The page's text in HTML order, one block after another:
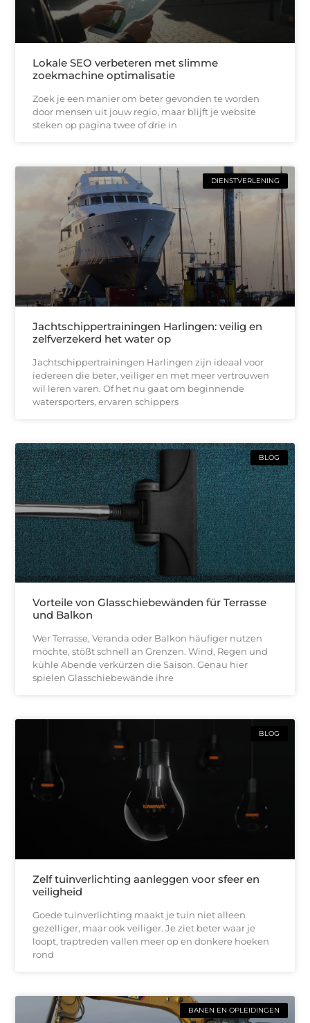
Lokale SEO verbeteren met slimme
zoekmachine optimalisatie
Zoek je een manier om beter gevonden te worden
door mensen uit jouw regio, maar blijft je website
steken op pagina twee of drie in
DIENSTVERLENING
Jachtschippertrainingen Harlingen: veilig en
zelfverzekerd het water op
Jachtschippertrainingen Harlingen zijn ideaal voor
iedereen die beter, veiliger en met meer vertrouwen
wil leren varen. Of het nu gaat om beginnende
watersporters, ervaren schippers
BLOG
Vorteile von Glasschiebewänden für Terrasse
und Balkon
Wer Terrasse, Veranda oder Balkon häufiger nutzen
möchte, stößt schnell an Grenzen. Wind, Regen und
kühle Abende verkürzen die Saison. Genau hier
spielen Glasschiebewände ihre
BLOG
Zelf tuinverlichting aanleggen voor sfeer en
veiligheid
Goede tuinverlichting maakt je tuin niet alleen
gezelliger, maar ook veiliger. Je ziet beter waar je
loopt, traptreden vallen meer op en donkere hoeken
rond
BANEN EN OPLEIDINGEN